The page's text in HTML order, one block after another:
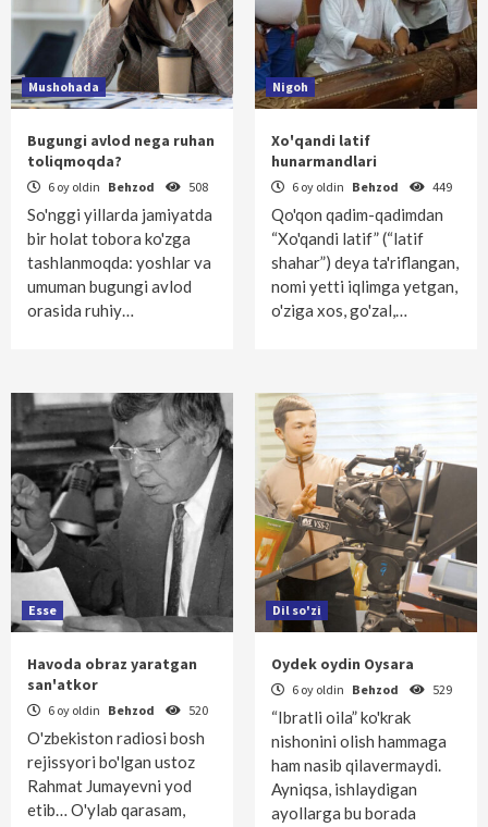
Mushohada
Bugungi avlod nega ruhan
toliqmoqda?
6 oy oldin Behzod 508
So'nggi yillarda jamiyatda
bir holat tobora ko'zga
tashlanmoqda: yoshlar va
umuman bugungi avlod
orasida ruhiy…
Nigoh
Xo'qandi latif
hunarmandlari
6 oy oldin Behzod 449
Qo'qon qadim-qadimdan
“Xo'qandi latif” (“latif
shahar”) deya ta'riflangan,
nomi yetti iqlimga yetgan,
o'ziga xos, go'zal,…
Esse
Havoda obraz yaratgan
san'atkor
6 oy oldin Behzod 520
O'zbekiston radiosi bosh
rejissyori bo'lgan ustoz
Rahmat Jumayevni yod
etib… O'ylab qarasam,
Dil so'zi
Oydek oydin Oysara
6 oy oldin Behzod 529
“Ibratli oila” ko'krak
nishonini olish hammaga
ham nasib qilavermaydi.
Ayniqsa, ishlaydigan
ayollarga bu borada